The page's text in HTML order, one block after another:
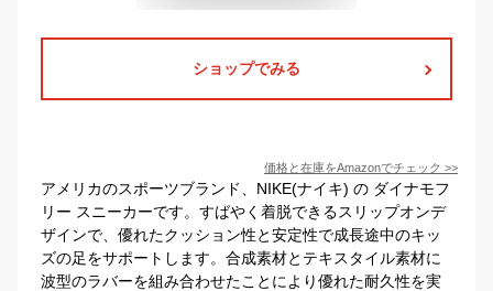
ショップでみる
価格と在庫をAmazonでチェック >>
アメリカのスポーツブランド、NIKE(ナイキ) の ダイナモフ
リー スニーカーです。すばやく着脱できるスリップオンデ
ザインで、優れたクッション性と安定性で成長途中のキッ
ズの足をサポートします。合成素材とテキスタイル素材に
波型のラバーを組み合わせたことにより優れた耐久性を実